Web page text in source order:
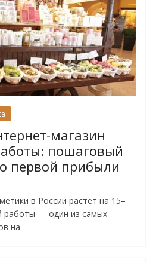
магазин
пошаговый
первой прибыли
в России растёт на 15–
работы — один из самых
на